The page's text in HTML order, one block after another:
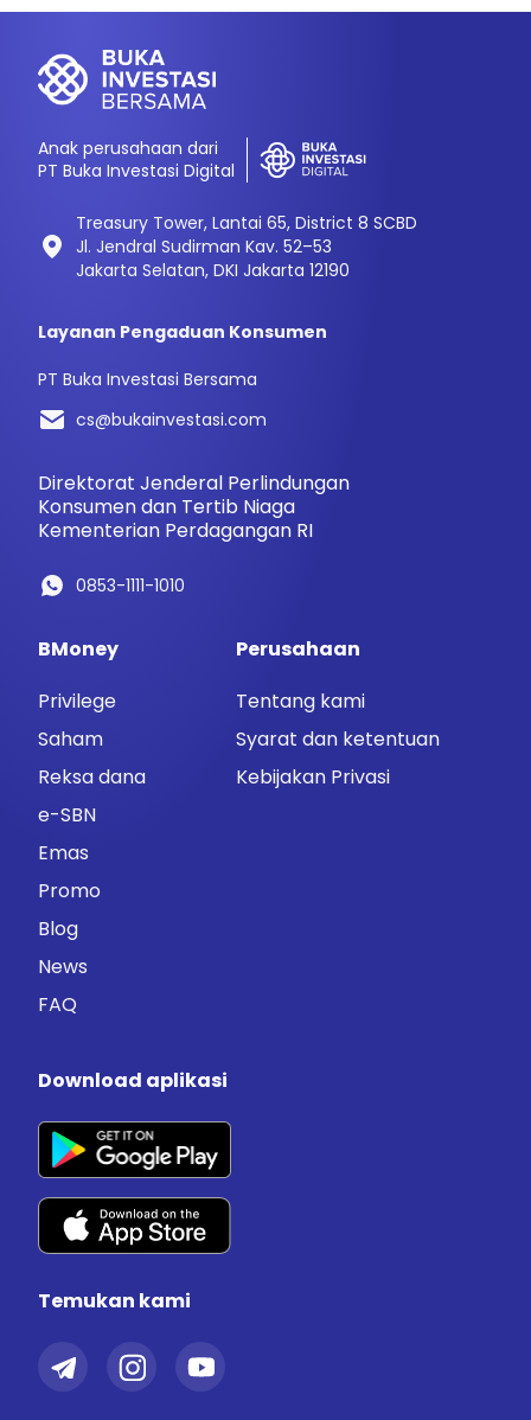
Anak perusahaan dari
PT Buka Investasi Digital
Treasury Tower, Lantai 65, District 8 SCBD
Jl. Jendral Sudirman Kav. 52–53
Jakarta Selatan, DKI Jakarta 12190
Layanan Pengaduan Konsumen
PT Buka Investasi Bersama
cs@bukainvestasi.com
Direktorat Jenderal Perlindungan
Konsumen dan Tertib Niaga
Kementerian Perdagangan RI
0853-1111-1010
BMoney
Privilege
Saham
Reksa dana
e-SBN
Emas
Promo
Blog
News
FAQ
Perusahaan
Tentang kami
Syarat dan ketentuan
Kebijakan Privasi
Download aplikasi
Temukan kami